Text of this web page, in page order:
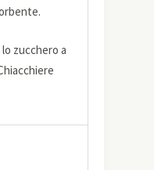
zucchero a